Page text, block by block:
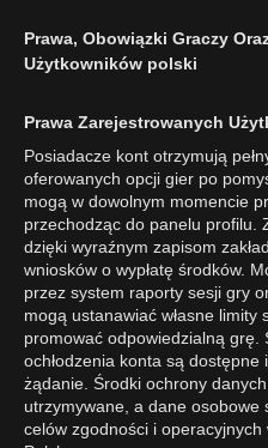
Prawa, Obowiązki Graczy
Użytkowników polski
Prawa Zarejestrowanych
Posiadacze kont otrzymują
oferowanych opcji gier po
mogą w dowolnym momencie
przechodząc do panelu profilu.
dzięki wyraźnym zapisom
wniosków o wypłatę środków.
przez system raporty sesji gry
mogą ustanawiać własne limity
promować odpowiedzialną grę.
ochłodzenia konta są dostępne
żądanie. Środki ochrony
utrzymywane, a dane osobowe
celów zgodności i